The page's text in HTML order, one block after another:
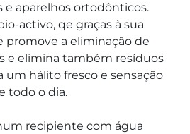
e aparelhos ortodônticos.
activo, qe graças à sua
promove a eliminação de
e elimina também resíduos
um hálito fresco e sensação
todo o dia.
recipiente com água